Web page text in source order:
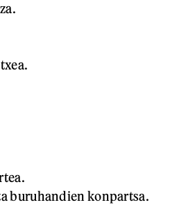
buruhandien konpartsa.